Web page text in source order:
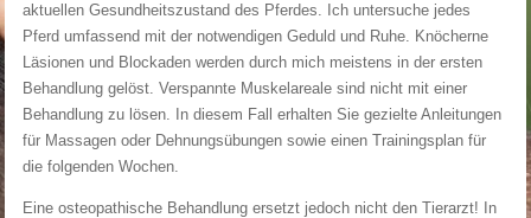
aktuellen Gesundheitszustand des Pferdes. Ich untersuche jedes
Pferd umfassend mit der notwendigen Geduld und Ruhe. Knöcherne
Läsionen und Blockaden werden durch mich meistens in der ersten
Behandlung gelöst. Verspannte Muskelareale sind nicht mit einer
Behandlung zu lösen. In diesem Fall erhalten Sie gezielte Anleitungen
für Massagen oder Dehnungsübungen sowie einen Trainingsplan für
die folgenden Wochen.
Eine osteopathische Behandlung ersetzt jedoch nicht den Tierarzt! In